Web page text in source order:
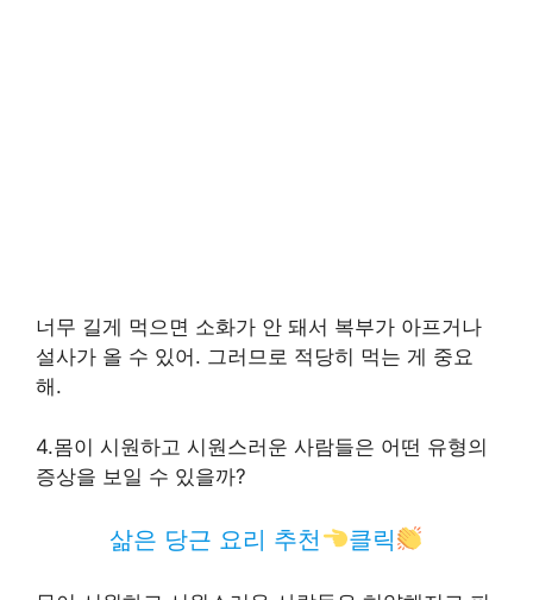
너무 길게 먹으면 소화가 안 돼서 복부가 아프거나
설사가 올 수 있어. 그러므로 적당히 먹는 게 중요
해.
4.몸이 시원하고 시원스러운 사람들은 어떤 유형의
증상을 보일 수 있을까?
삶은 당근 요리 추천 클릭